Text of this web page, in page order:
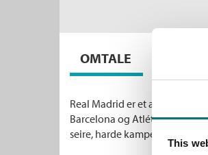
This
OMTALE
Real Madrid er et av verdens
Barcelona og Atlético Madrid
seire, harde kamper og store